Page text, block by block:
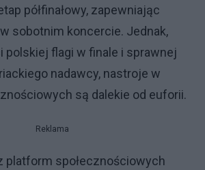
półfinałowy, zapewniając
sobotnim koncercie. Jednak,
polskiej flagi w finale i sprawnej
nadawcy, nastroje w
są dalekie od euforii.
Reklama
platform społecznościowych